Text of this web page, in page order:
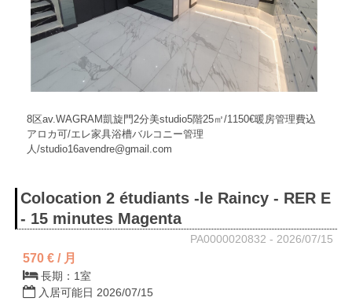
8区av.WAGRAM凱旋門2分美studio5階25㎡/1150€暖房管理費込
アロカ可/エレ家具浴槽バルコニー管理
人/studio16avendre@gmail.com
Colocation 2 étudiants -le Raincy - RER E
- 15 minutes Magenta
PA0000020832 - 2026/07/15
570 € / 月
長期：1室
入居可能日 2026/07/15